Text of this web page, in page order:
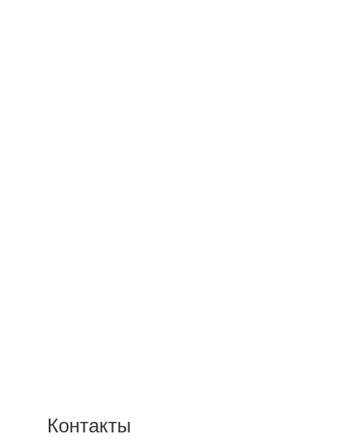
Контакты